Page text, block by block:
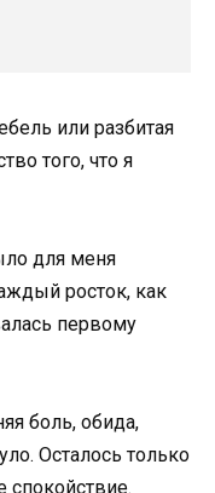
или разбитая
того, что я
для меня
росток, как
первому
боль, обида,
Осталось только
спокойствие.